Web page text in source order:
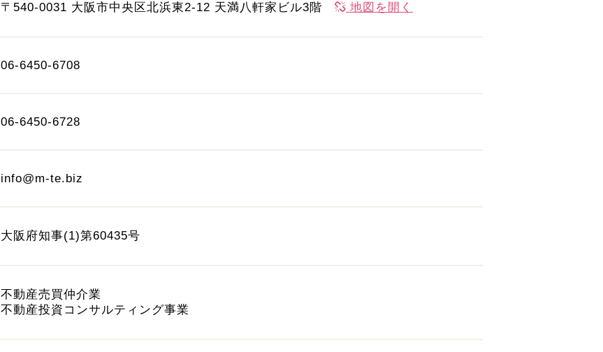
〒540-0031 大阪市中央区北浜東2-12 天満八軒家ビル3階 地図を開く
06-6450-6708
06-6450-6728
info@m-te.biz
大阪府知事(1)第60435号
不動産売買仲介業
不動産投資コンサルティング事業